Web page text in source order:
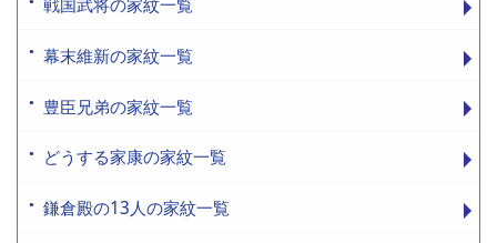
戦国武将の家紋一覧
幕末維新の家紋一覧
豊臣兄弟の家紋一覧
どうする家康の家紋一覧
鎌倉殿の13人の家紋一覧